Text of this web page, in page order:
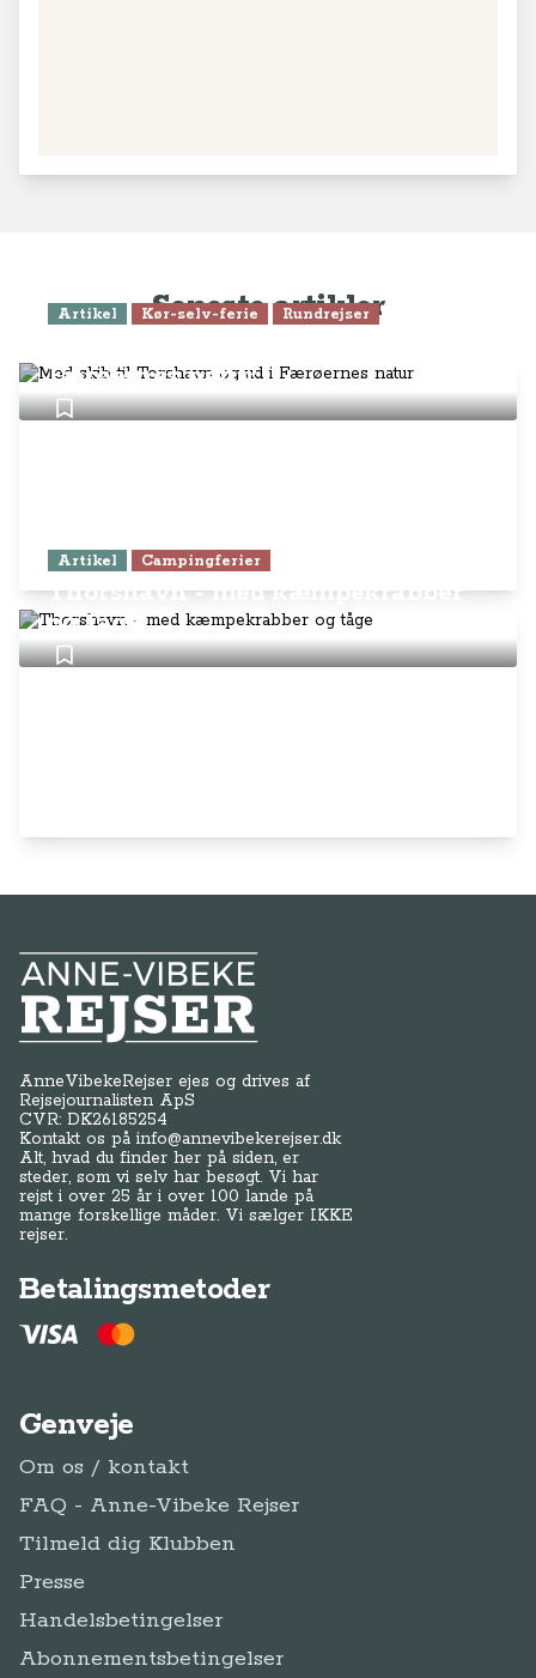
Seneste artikler
Artikel Kør-selv-ferie Rundrejser
Færøernes natur
Artikel Campingferier
Thorshavn - med kæmpekrabber
og tåge
Anne-Vibeke Rejser
AnneVibekeRejser ejes og drives af
Rejsejournalisten ApS
CVR: DK26185254
Kontakt os påinfo@annevibekerejser.dk
Alt, hvad du finder her på siden, er
steder, som vi selv har besøgt. Vi har
rejst i over 25 år i over 100 lande på
mange forskellige måder. Vi sælger IKKE
rejser.
Betalingsmetoder
Genveje
Om os / kontakt
FAQ - Anne-Vibeke Rejser
Tilmeld dig Klubben
Presse
Handelsbetingelser
Abonnementsbetingelser